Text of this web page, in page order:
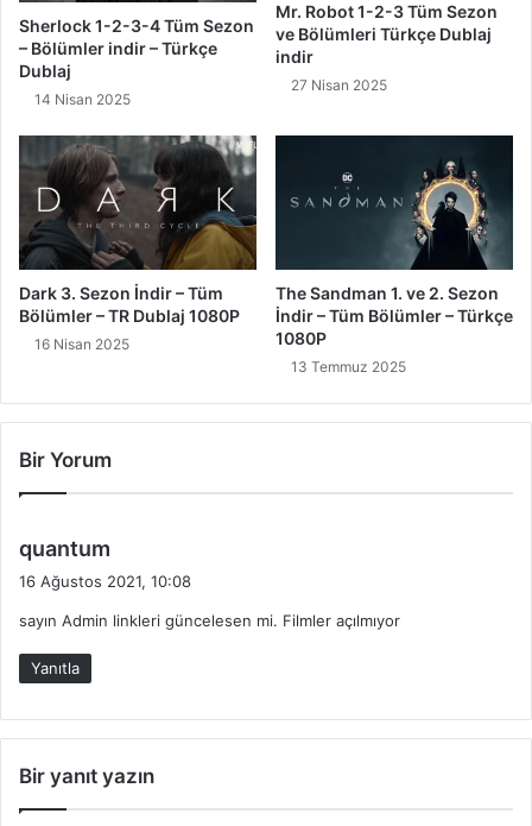
Sherlock 1-2-3-4 Tüm Sezon
– Bölümler indir – Türkçe
Dublaj
14 Nisan 2025
Mr. Robot 1-2-3 Tüm Sezon
ve Bölümleri Türkçe Dublaj
indir
27 Nisan 2025
Dark 3. Sezon İndir – Tüm
Bölümler – TR Dublaj 1080P
16 Nisan 2025
The Sandman 1. ve 2. Sezon
İndir – Tüm Bölümler – Türkçe
1080P
13 Temmuz 2025
Bir Yorum
quantum
16 Ağustos 2021, 10:08
sayın Admin linkleri güncelesen mi. Filmler açılmıyor
Yanıtla
Bir yanıt yazın